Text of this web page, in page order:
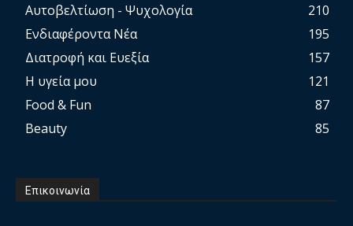
Αυτοβελτίωση - Ψυχολογία
210
Ενδιαφέροντα Νέα
195
Διατροφή και Ευεξία
157
Η υγεία μου
121
Food & Fun
87
Beauty
85
Επικοινωνία